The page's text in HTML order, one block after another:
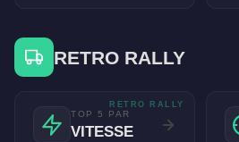
RETRO RALLY
TOP 5 PAR
VITESSE
RETRO RALLY